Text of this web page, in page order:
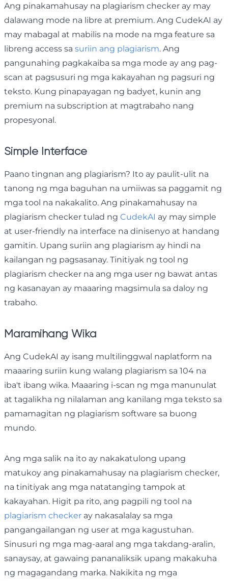
Ang pinakamahusay na plagiarism checker ay may
dalawang mode na libre at premium. Ang CudekAI ay
may mabagal at mabilis na mode na mga feature sa
libreng access sa suriin ang plagiarism. Ang
pangunahing pagkakaiba sa mga mode ay ang pag-
scan at pagsusuri ng mga kakayahan ng pagsuri ng
teksto. Kung pinapayagan ng badyet, kunin ang
premium na subscription at magtrabaho nang
propesyonal.
Simple Interface
Paano tingnan ang plagiarism? Ito ay paulit-ulit na
tanong ng mga baguhan na umiiwas sa paggamit ng
mga tool na nakakalito. Ang pinakamahusay na
plagiarism checker tulad ng CudekAI ay may simple
at user-friendly na interface na dinisenyo at handang
gamitin. Upang suriin ang plagiarism ay hindi na
kailangan ng pagsasanay. Tinitiyak ng tool ng
plagiarism checker na ang mga user ng bawat antas
ng kasanayan ay maaaring magsimula sa daloy ng
trabaho.
Maramihang Wika
Ang CudekAI ay isang multilinggwal naplatform na
maaaring suriin kung walang plagiarism sa 104 na
iba't ibang wika. Maaaring i-scan ng mga manunulat
at tagalikha ng nilalaman ang kanilang mga teksto sa
pamamagitan ng plagiarism software sa buong
mundo.
Ang mga salik na ito ay nakakatulong upang
matukoy ang pinakamahusay na plagiarism checker,
na tinitiyak ang mga natatanging tampok at
kakayahan. Higit pa rito, ang pagpili ng tool na
plagiarism checker ay nakasalalay sa mga
pangangailangan ng user at mga kagustuhan.
Sinusuri ng mga mag-aaral ang mga takdang-aralin,
sanaysay, at gawaing pananaliksik upang makakuha
ng magagandang marka. Nakikita ng mga